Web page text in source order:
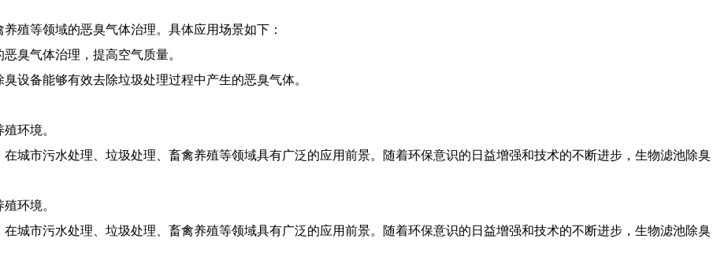
殖等领域的恶臭气体治理。具体应用场景如下：
臭气体治理，提高空气质量。
设备能够有效去除垃圾处理过程中产生的恶臭气体。
环境。
城市污水处理、垃圾处理、畜禽养殖等领域具有广泛的应用前景。随着环保意识的日益增强和技术的不断进步，生物滤池除臭
环境。
城市污水处理、垃圾处理、畜禽养殖等领域具有广泛的应用前景。随着环保意识的日益增强和技术的不断进步，生物滤池除臭